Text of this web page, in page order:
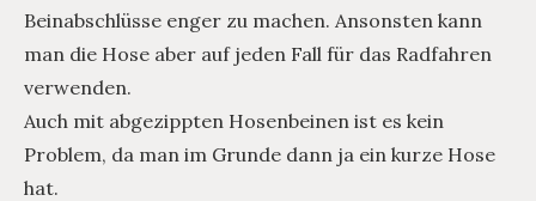
Beinabschlüsse enger zu machen. Ansonsten kann
man die Hose aber auf jeden Fall für das Radfahren
verwenden.
Auch mit abgezippten Hosenbeinen ist es kein
Problem, da man im Grunde dann ja ein kurze Hose
hat.